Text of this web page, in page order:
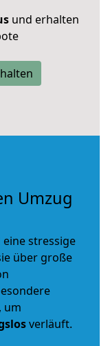
und erhalten
Umzug
stressige
über große
, um
verläuft.